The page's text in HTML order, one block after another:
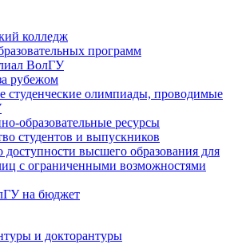
колледж
программ
ВолГУ
рубежом
студенческие олимпиады, проводимые
образовательные ресурсы
студентов и выпускников
высшего образования для
с ограниченными возможностями
на бюджет
и докторантуры